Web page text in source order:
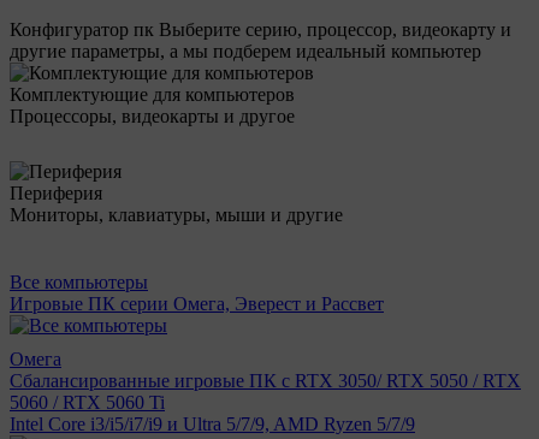
Конфигуратор пк Выберите серию, процессор, видеокарту и
другие параметры, а мы подберем идеальный компьютер
Комплектующие для компьютеров
Процессоры, видеокарты и другое
Периферия
Мониторы, клавиатуры, мыши и другие
Все компьютеры
Игровые ПК серии Омега, Эверест и Рассвет
Омега
Сбалансированные игровые ПК с RTX 3050/ RTX 5050 / RTX
5060 / RTX 5060 Ti
Intel Core i3/i5/i7/i9 и Ultra 5/7/9, AMD Ryzen 5/7/9